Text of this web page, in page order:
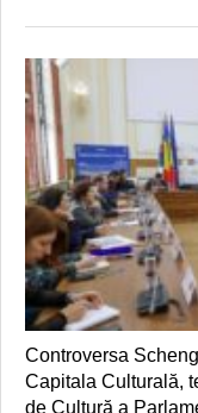
Controversa
Capitala Culturală,
de Cultură a